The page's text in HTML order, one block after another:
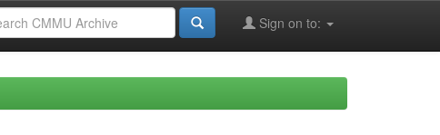
Sign on to: